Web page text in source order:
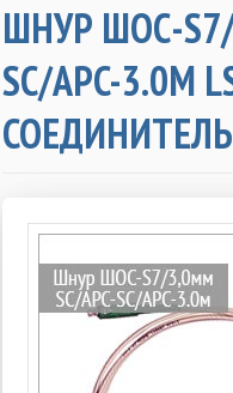
ШНУР ШОС-
SC/APC-3.0М